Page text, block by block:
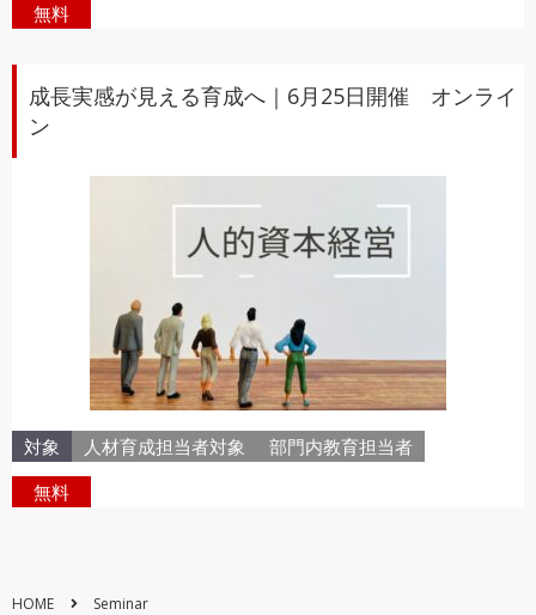
無料
成長実感が見える育成へ｜6月25日開催 オンライ
ン
対象 人材育成担当者対象
部門内教育担当者
無料
HOME Seminar